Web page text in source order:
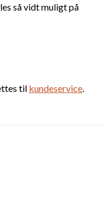
så vidt muligt på
til kundeservice.